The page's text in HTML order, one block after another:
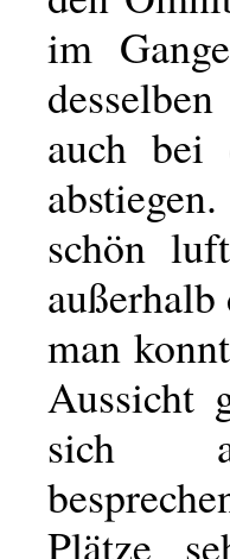
im
auch bei
schön
außerhalb
man
Aussicht
sich
Plätze